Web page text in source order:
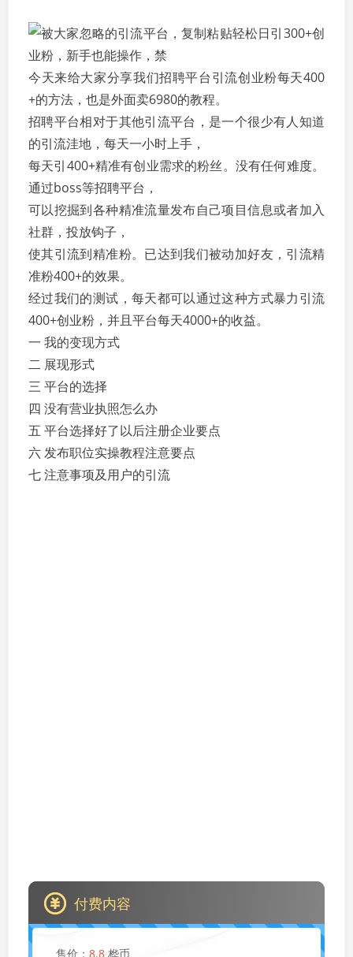
今天来给大家分享我们招聘平台引流创业粉每天400
+的方法，也是外面卖6980的教程。
招聘平台相对于其他引流平台，是一个很少有人知道
的引流洼地，每天一小时上手，
每天引400+精准有创业需求的粉丝。没有任何难度。
通过boss等招聘平台，
可以挖掘到各种精准流量发布自己项目信息或者加入
社群，投放钩子，
使其引流到精准粉。已达到我们被动加好友，引流精
准粉400+的效果。
经过我们的测试，每天都可以通过这种方式暴力引流
400+创业粉，并且平台每天4000+的收益。
一 我的变现方式
二 展现形式
三 平台的选择
四 没有营业执照怎么办
五 平台选择好了以后注册企业要点
六 发布职位实操教程注意要点
七 注意事项及用户的引流
付费内容
售价： 8.8 桦币